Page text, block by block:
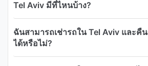
Tel Aviv มีที่ไหนบ้าง?
ฉันสามารถเช่ารถใน Tel Aviv และคื
ได้หรือไม่?